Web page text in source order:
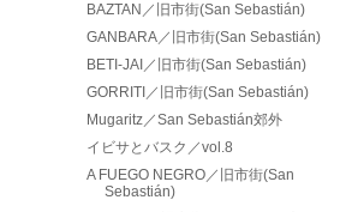
BAZTAN／旧市街(San Sebastián)
GANBARA／旧市街(San Sebastián)
BETI-JAI／旧市街(San Sebastián)
GORRITI／旧市街(San Sebastián)
Mugaritz／San Sebastián郊外
イビサとバスク／vol.8
A FUEGO NEGRO／旧市街(San
Sebastián)